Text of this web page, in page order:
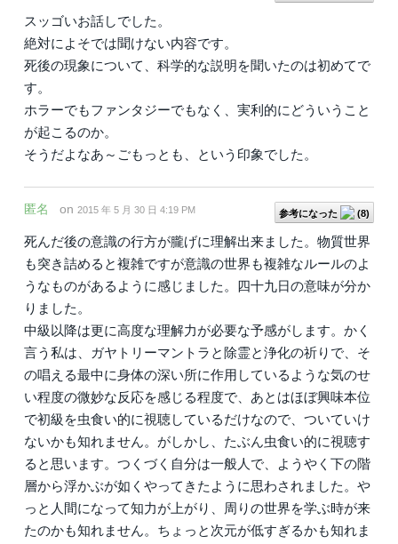
スッゴいお話しでした。
絶対によそでは聞けない内容です。
死後の現象について、科学的な説明を聞いたのは初めてで
す。
ホラーでもファンタジーでもなく、実利的にどういうこと
が起こるのか。
そうだよなあ～ごもっとも、という印象でした。
参考になった (8)
匿名 on 2015 年 5 月 30 日 4:19 PM
死んだ後の意識の行方が朧げに理解出来ました。物質世界
も突き詰めると複雑ですが意識の世界も複雑なルールのよ
うなものがあるように感じました。四十九日の意味が分か
りました。
中級以降は更に高度な理解力が必要な予感がします。かく
言う私は、ガヤトリーマントラと除霊と浄化の祈りで、そ
の唱える最中に身体の深い所に作用しているような気のせ
い程度の微妙な反応を感じる程度で、あとはほぼ興味本位
で初級を虫食い的に視聴しているだけなので、ついていけ
ないかも知れません。がしかし、たぶん虫食い的に視聴す
ると思います。つくづく自分は一般人で、ようやく下の階
層から浮かぶが如くやってきたように思わされました。や
っと人間になって知力が上がり、周りの世界を学ぶ時が来
たのかも知れません。ちょっと次元が低すぎるかも知れま